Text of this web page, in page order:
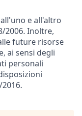
e all'altro
2006. Inoltre,
future risorse
ai sensi degli
personali